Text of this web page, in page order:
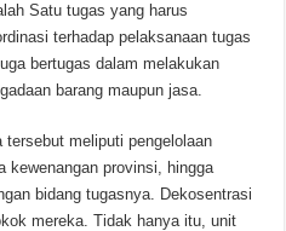
Satu tugas yang harus
terhadap pelaksanaan tugas
bertugas dalam melakukan
barang maupun jasa.
tersebut meliputi pengelolaan
kewenangan provinsi, hingga
bidang tugasnya. Dekosentrasi
mereka. Tidak hanya itu, unit